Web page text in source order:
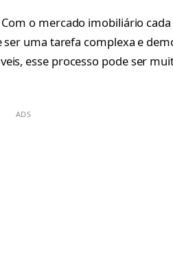
o mercado imobiliário
uma tarefa complexa e
esse processo pode ser
ADS